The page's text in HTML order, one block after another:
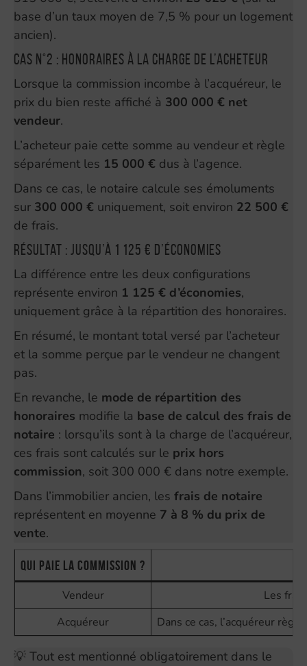
base d’un taux moyen de 7,5 % pour un logement
ancien).
Cas n°2 : honoraires à la charge de l’acheteur
Lorsque la commission incombe à l’acquéreur, le
prix du bien reste affiché à 300 000 € net
vendeur.
L’acheteur paie cette somme au vendeur et règle
séparément les 15 000 € dus à l’agence.
Dans ce cas, le notaire calcule ses émoluments
sur 300 000 € uniquement, soit environ 22 500 €
de frais.
Résultat : jusqu’à 1 125 € d’économies
La différence entre les deux configurations
représente environ 1 125 € d’économies,
uniquement grâce à la répartition des honoraires.
En résumé, le montant total versé par l’acheteur
et la somme perçue par le vendeur ne changent
pas.
En revanche, le mode de répartition des
honoraires modifie la base de calcul des frais de
notaire : lorsqu’ils sont à la charge de l’acquéreur,
ces frais sont calculés sur le prix hors
commission, soit 300 000 € dans notre exemple.
Dans l’immobilier ancien, les frais de notaire
représentent en moyenne 7 à 8 % du prix de
vente.
Qui paie la commission ?
Vendeur
Les
Acquéreur
Dans ce cas, l’acquéreur
💡 Tout est mentionné obligatoirement dans le